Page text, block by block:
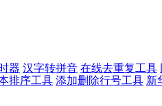
器 汉字转拼音 在线去重复工具
排序工具 添加删除行号工具 新